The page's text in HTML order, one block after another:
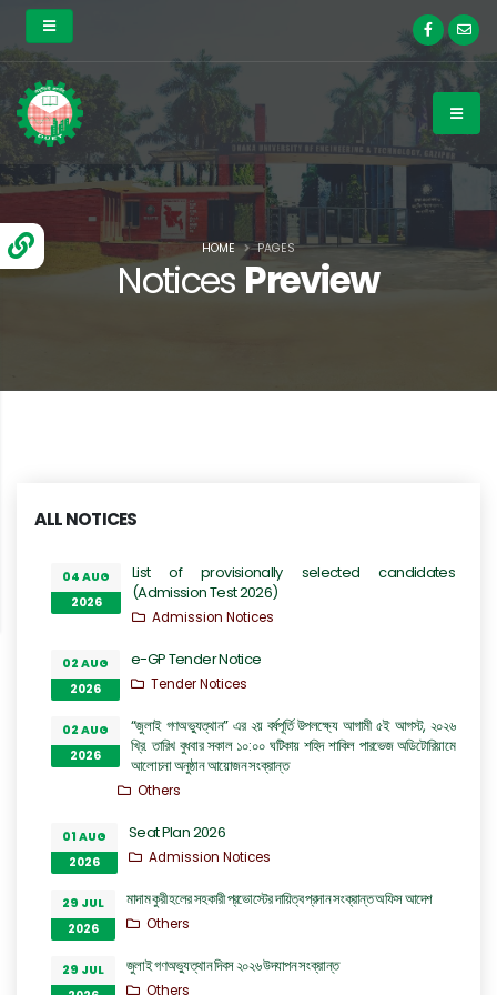
Notices Preview
HOME PAGES
ALL NOTICES
04 AUG
2026
List of provisionally selected candidates
(Admission Test 2026)
Admission Notices
02 AUG
2026
e-GP Tender Notice
Tender Notices
02 AUG
2026
“জুলাই গণঅভ্যুত্থান” এর ২য় বর্ষপূর্তি উপলক্ষ্যে আগামী ৫ই আগস্ট, ২০২৬
খ্রি. তারিখ বুধবার সকাল ১০:০০ ঘটিকায় শহিদ শাকিল পারভেজ অডিটোরিয়ামে
আলোচনা অনুষ্ঠান আয়োজন সংক্রান্ত
Others
01 AUG
2026
Seat Plan 2026
Admission Notices
29 JUL
2026
মাদাম কুরী হলের সহকারী প্রভোস্টের দায়িত্ব প্রদান সংক্রান্ত অফিস আদেশ
Others
29 JUL
জুলাই গণঅভ্যুত্থান দিবস ২০২৬ উদযাপন সংক্রান্ত
Others